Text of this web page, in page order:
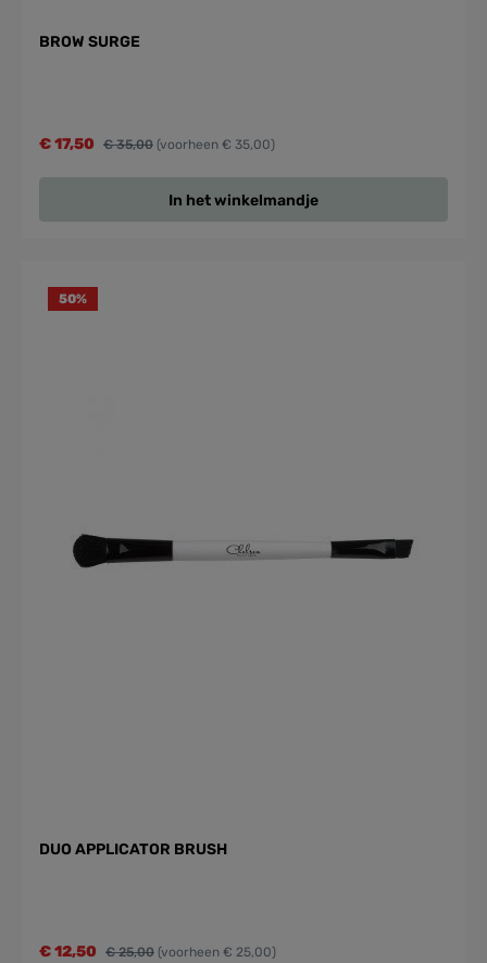
BROW SURGE
€ 17,50 € 35,00 (voorheen € 35,00)
In het winkelmandje
50%
DUO APPLICATOR BRUSH
€ 12,50 € 25,00 (voorheen € 25,00)